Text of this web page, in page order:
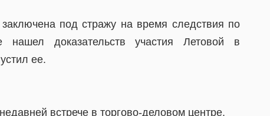
под стражу на время следствия по
доказательств участия Летовой в
ее.
встрече в торгово-деловом центре.